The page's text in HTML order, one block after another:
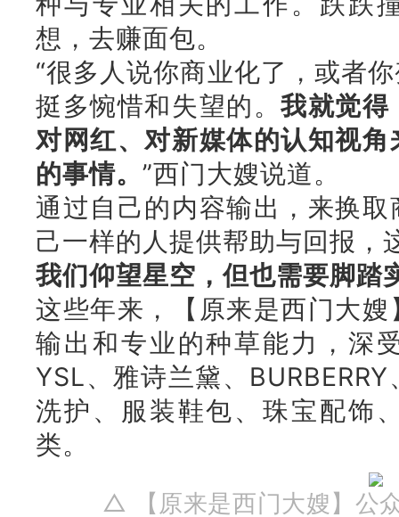
想，去赚面包。
“很多人说你商业化了，或者
挺多惋惜和失望的。我就觉得
对网红、对新媒体的认知视
的事情。 ”西门大嫂说道。
通过自己的内容输出，来换
己一样的人提供帮助与回报，
我们仰望星空，但也需要脚踏
这些年来，【原来是西门大
输出和专业的种草能力，深
YSL、雅诗兰黛、
洗护、服装鞋包、珠宝配饰
类。
△ 【原来是西门大嫂】公